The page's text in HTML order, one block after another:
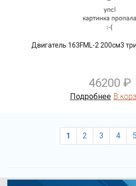
Двигатель 163FML-2 200см3
46200 ₽
Подробнее
1 2 3 4 5